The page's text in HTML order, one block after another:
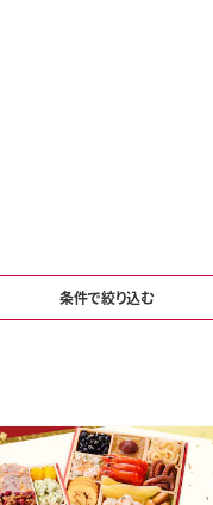
条件で絞り込む